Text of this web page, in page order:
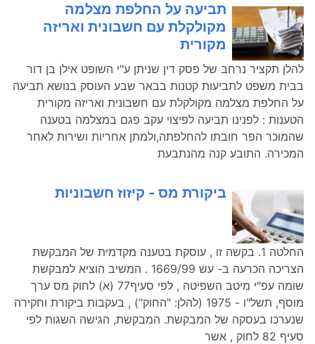
תביעה על החלפת מצלמה
מקולקלת עם חשבונית ואריזה
מקורית
להלן תקציר נרחב של פסק דין שניתן ע"י השופט אילן בן דור
בבית משפט לתביעות קטנות בבאר שבע העוסק בנושא תביעה
על החלפת מצלמה מקולקלת עם חשבונית ואריזה מקורית
הטענות : לפנינו תביעה לפיצוי עקב פגם במצלמה בטענה
שהמוכר הפר חובתו להחלפתה,ולמתן אחריות ושירות לאחר
המכירה. התובע קנה מהנתבעת
ביקורת מס - קיזוז חשבוניות
החלטה 1. בקשה זו , עוסקת בטענה מקדמית של המבקשת
הצריכה הכרעה ב- עש 1669/99 . המשיב הוציא למבקשת
שומה עפ"י מיטב השפיטה , לפי סעיף77 (א) לחוק מס ערך
מוסף, תשל"ו - 1975 (להלן: "החוק") , בעקבות ביקורת וחקירה
שנערכו בעסקה של המבקשת. המבקשת, הגישה השגות לפי
סעיף 82 לחוק , אשר